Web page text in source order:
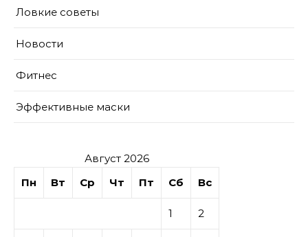
Ловкие советы
Новости
Фитнес
Эффективные маски
Август 2026
Пн
Вт Ср Чт Пт Сб Вс
1 2